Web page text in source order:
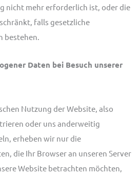
nicht mehr erforderlich ist, oder die
falls gesetzliche
bestehen.
Daten bei Besuch unserer
Nutzung der Website, also
oder uns anderweitig
erheben wir nur die
die Ihr Browser an unseren Server
Website betrachten möchten,